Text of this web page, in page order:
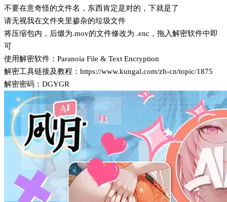
不要在意奇怪的文件名，东西肯定是对的，下就是了
请无视我在文件夹里掺杂的垃圾文件
将压缩包内，后缀为.mov的文件修改为 .enc，拖入解密软件中即
可
使用解密软件：Paranoia File & Text Encryption
解密工具链接及教程：https://www.kungal.com/zh-cn/topic/1875
解密密码：DGYGR